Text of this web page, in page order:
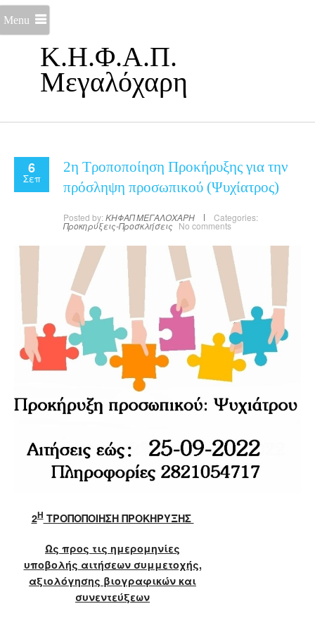
Κ.Η.Φ.Α.Π.
Μεγαλόχαρη
Menu
6
Σεπ
2η Τροποποίηση Προκήρυξης για την
πρόσληψη προσωπικού (Ψυχίατρος)
Posted by: ΚΗΦΑΠ ΜΕΓΑΛΟΧΑΡΗ Categories:
Προκηρύξεις-Προσκλήσεις No comments
2ΗΤΡΟΠΟΠΟΙΗΣΗ ΠΡΟΚΗΡΥΞΗΣ
Ως προς τις ημερομηνίες
υποβολής αιτήσεων συμμετοχής,
αξιολόγησης βιογραφικών και
συνεντεύξεων